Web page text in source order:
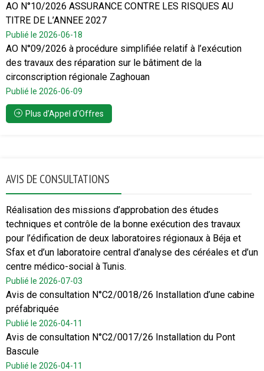
AO N°10/2026 ASSURANCE CONTRE LES RISQUES AU
TITRE DE L’ANNEE 2027
Publié le 2026-06-18
AO N°09/2026 à procédure simplifiée relatif à l’exécution
des travaux des réparation sur le bâtiment de la
circonscription régionale Zaghouan
Publié le 2026-06-09
Plus d’Appel d’Offres
AVIS DE CONSULTATIONS
Réalisation des missions d’approbation des études
techniques et contrôle de la bonne exécution des travaux
pour l’édification de deux laboratoires régionaux à Béja et
Sfax et d’un laboratoire central d’analyse des céréales et d’un
centre médico-social à Tunis.
Publié le 2026-07-03
Avis de consultation N°C2/0018/26 Installation d’une cabine
préfabriquée
Publié le 2026-04-11
Avis de consultation N°C2/0017/26 Installation du Pont
Bascule
Publié le 2026-04-11